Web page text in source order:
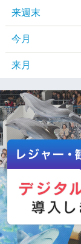
来週末
今月
来月